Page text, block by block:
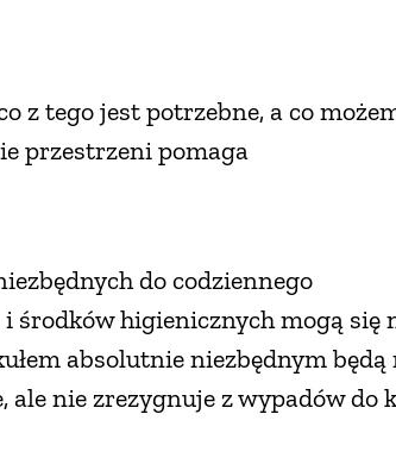
z tego jest potrzebne, a co
przestrzeni pomaga
do codziennego
środków higienicznych mogą się
absolutnie niezbędnym będą
nie zrezygnuje z wypadów do